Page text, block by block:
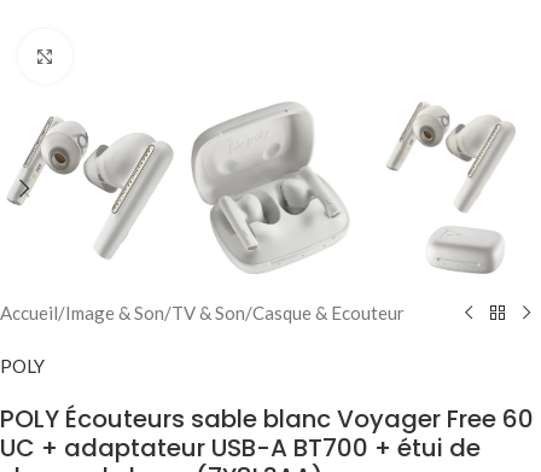
Accueil/Image & Son/TV & Son/Casque & Ecouteur
POLY
POLY Écouteurs sable blanc Voyager Free 60
UC + adaptateur USB-A BT700 + étui de